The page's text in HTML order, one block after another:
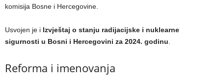
komisija Bosne i Hercegovine.
Usvojen je i Izvještaj o stanju radijacijske i nuklearne
sigurnosti u Bosni i Hercegovini za 2024. godinu
Reforma i imenovanja